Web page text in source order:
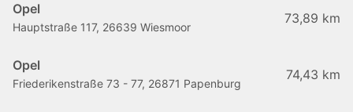
Opel
Hauptstraße 117, 26639 Wiesmoor
73,89 km
Opel
Friederikenstraße 73 - 77, 26871 Papenburg
74,43 km